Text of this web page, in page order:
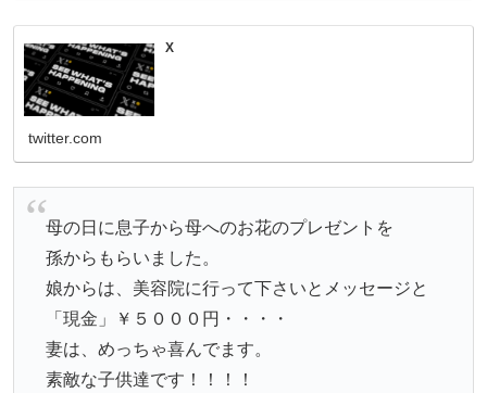
X
twitter.com
母の日に息子から母へのお花のプレゼントを
孫からもらいました。
娘からは、美容院に行って下さいとメッセージと
「現金」￥５０００円・・・・
妻は、めっちゃ喜んでます。
素敵な子供達です！！！！